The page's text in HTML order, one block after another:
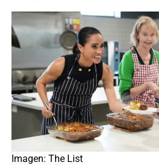
Imagen: The List